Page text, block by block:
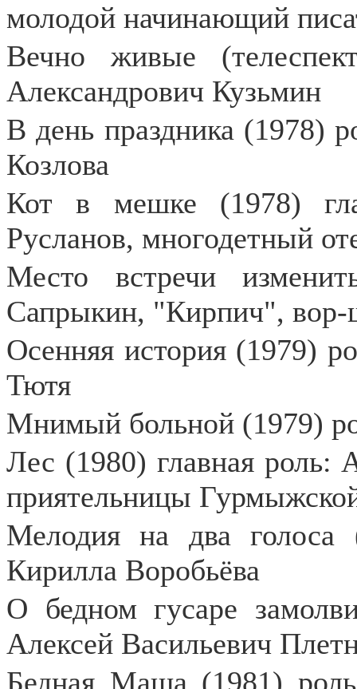
молодой начинающий
Вечно живые
Александрович Кузьмин
В день праздника (1978)
Козлова
Кот в мешке (1978)
Русланов, многодетный
Место встречи
Сапрыкин, "Кирпич", вор-
Осенняя история (1979)
Тютя
Мнимый больной (1979)
Лес (1980) главная роль:
приятельницы
Мелодия на два голоса
Кирилла Воробьёва
О бедном гусаре
Алексей Васильевич
Бедная Маша (1981)